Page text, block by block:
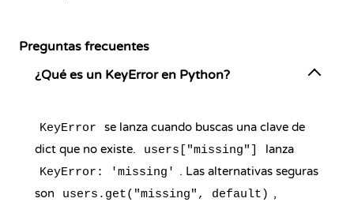
Preguntas frecuentes
¿Qué es un KeyError en Python?
KeyError
se lanza cuando buscas una clave de
dict que no existe.
users["missing"] lanza
KeyError: 'missing' . Las alternativas seguras
son
users.get("missing", default) ,